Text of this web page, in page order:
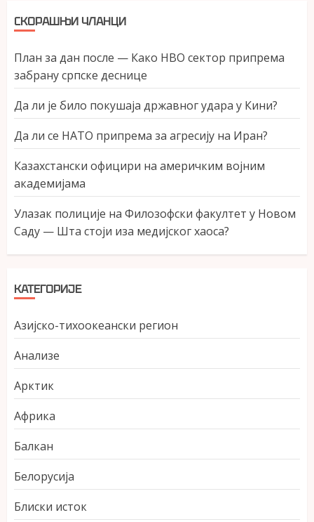
СКОРАШЊИ ЧЛАНЦИ
План за дан после — Како НВО сектор припрема
забрану српске деснице
Да ли је било покушаја државног удара у Кини?
Да ли се НАТО припрема за агресију на Иран?
Казахстански официри на америчким војним
академијама
Улазак полиције на Филозофски факултет у Новом
Саду — Шта стоји иза медијског хаоса?
КАТЕГОРИЈЕ
Азијско-тихоокеански регион
Анализе
Арктик
Африка
Балкан
Белорусија
Блиски исток